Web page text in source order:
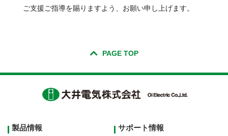
ご支援ご指導を賜りますよう、お願い申し上げます。
PAGE TOP
Footer
製品情報 サポート情報